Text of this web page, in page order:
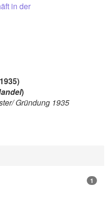
in der
)
Gründung 1935
1